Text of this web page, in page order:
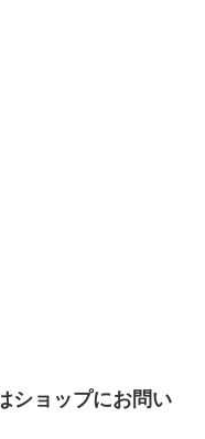
ショップにお問い